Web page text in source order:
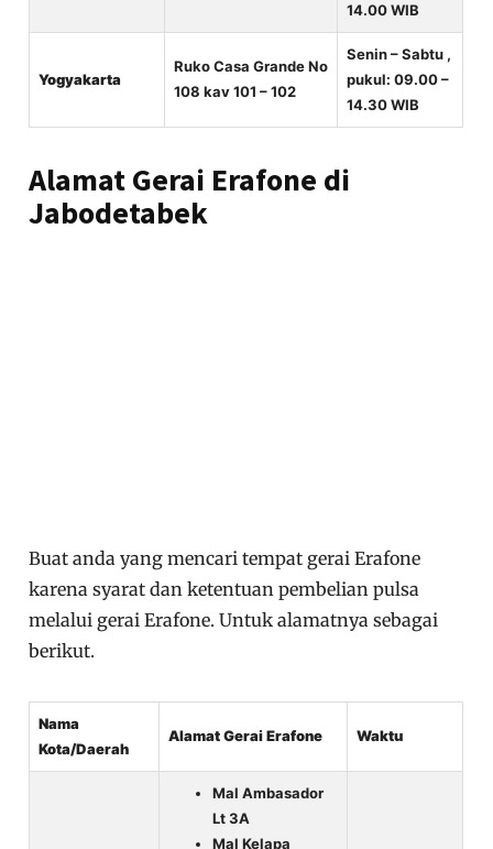
14.00 WIB
Yogyakarta
Ruko Casa Grande No
108 kav 101 – 102
Senin – Sabtu ,
pukul: 09.00 –
14.30 WIB
Alamat Gerai Erafone di
Jabodetabek
Buat anda yang mencari tempat gerai Erafone
karena syarat dan ketentuan pembelian pulsa
melalui gerai Erafone. Untuk alamatnya sebagai
berikut.
Nama
Kota/Daerah
Alamat Gerai Erafone Waktu
Mal Ambasador
Lt 3A
Mal Kelapa